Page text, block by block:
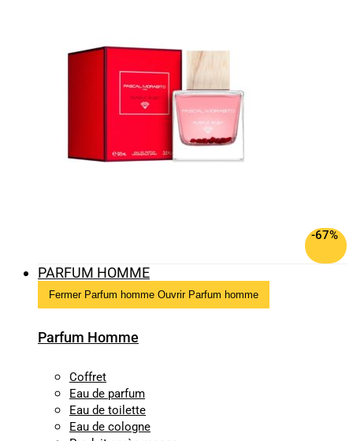
-67%
PARFUM HOMME
Fermer Parfum homme Ouvrir Parfum homme
Parfum Homme
Coffret
Eau de parfum
Eau de toilette
Eau de cologne